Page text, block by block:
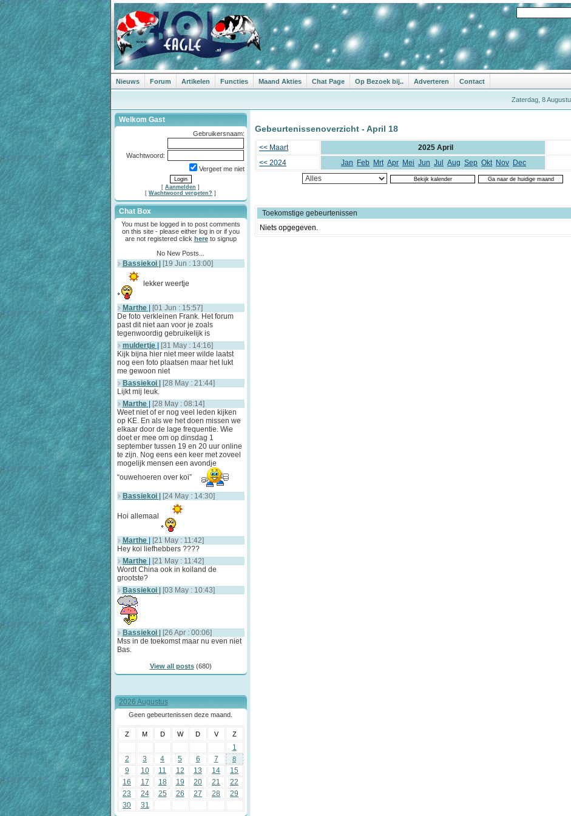
Nieuws Forum Artikelen Functies Maand Akties Chat Page Op Bezoek bij.. Adverteren Contact
Zaterdag, 8
Welkom Gast
Gebruikersnaam:
Wachtwoord:
Vergeet me niet
[ Aanmelden ]
[ Wachtwoord vergeten? ]
Chat Box
You must be logged in to post comments
on this site - please either log in or if you
are not registered click hereto signup
No New Posts...
Bassiekoi [19 Jun : 13:00]
lekker weertje
Marthe
[01 Jun : 15:57]
De foto verkleinen Frank. Het forum
past dit niet aan voor je zoals
tegenwoordig gebruikelijk is
muldertje
[31 May : 14:16]
Kijk bijna hier niet meer wilde laatst
nog een foto plaatsen maar het lukt
me gewoon niet
Bassiekoi
[28 May : 21:44]
Lijkt mij leuk.
Marthe
[28 May : 08:14]
Weet niet of er nog veel leden kijken
op KE. En als we het doen missen we
elkaar door de lage frequentie. Wie
doet er mee om op dinsdag 1
september tussen 19 en 20 uur online
te zijn. Nog eens een keer met zoveel
mogelijk mensen een avondje
“ouwehoeren over koi”
Bassiekoi [24 May : 14:30]
Hoi allemaal
Marthe
[21 May : 11:42]
Hey koi liefhebbers ????
Marthe
[21 May : 11:42]
Wordt China ook in koiland de
grootste?
Bassiekoi
[03 May : 10:43]
Bassiekoi
[26 Apr : 00:06]
Mss in de toekomst maar nu even niet
Bas.
View all posts(680)
2026 Augustus
Geen gebeurtenissen deze maand.
Z M D W D V Z
1
2
3 4 5 6 7 8
9 10 11 12 13 14
15
16
17 18 19 20 21
22
23
24 25 26 27 28
29
30
31
Gebeurtenissenoverzicht - April 18
<< Maart 2025 April
<< 2024
Jan Feb Mrt Apr Mei Jun Jul Aug Sep Okt Nov Dec
Toekomstige gebeurtenissen
Niets opgegeven.